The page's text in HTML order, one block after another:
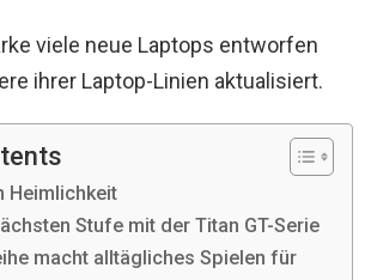
viele neue Laptops entworfen
ihrer Laptop-Linien aktualisiert.
Heimlichkeit
Stufe mit der Titan GT-Serie
macht alltägliches Spielen für